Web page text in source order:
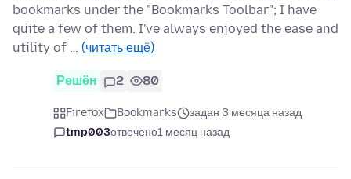
bookmarks under the "Bookmarks Toolbar"; I have
quite a few of them. I've always enjoyed the ease and
utility of … (читать ещё)
Решён 2 80
Firefox Bookmarks
задан 3 месяца назад
tmp003отвечено1 месяц назад